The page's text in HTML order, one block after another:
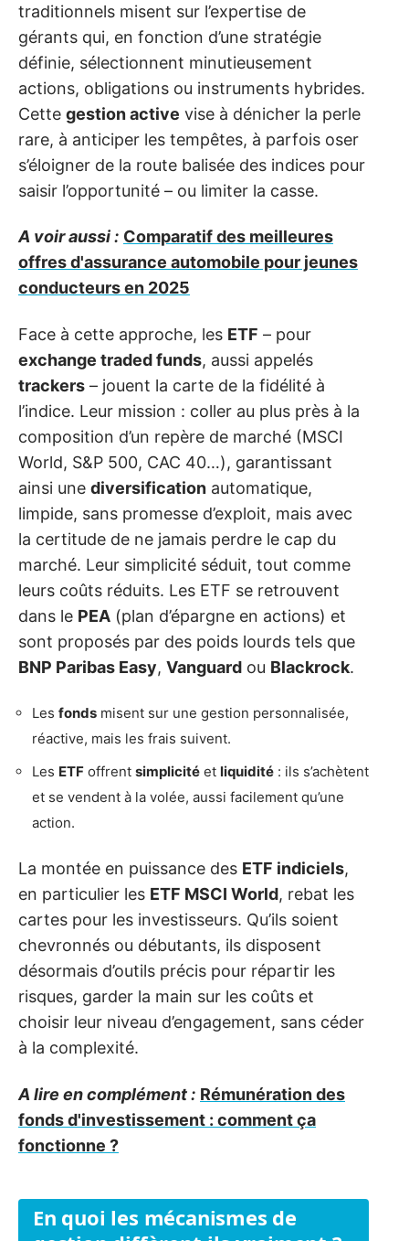
traditionnels misent sur l’expertise de
gérants qui, en fonction d’une stratégie
définie, sélectionnent minutieusement
actions, obligations ou instruments hybrides.
Cette gestion active vise à dénicher la perle
rare, à anticiper les tempêtes, à parfois oser
s’éloigner de la route balisée des indices pour
saisir l’opportunité – ou limiter la casse.
A voir aussi : Comparatif des meilleures
offres d'assurance automobile pour jeunes
conducteurs en 2025
Face à cette approche, les ETF – pour
exchange traded funds, aussi appelés
trackers – jouent la carte de la fidélité à
l’indice. Leur mission : coller au plus près à la
composition d’un repère de marché (MSCI
World, S&P 500, CAC 40…), garantissant
ainsi une diversification automatique,
limpide, sans promesse d’exploit, mais avec
la certitude de ne jamais perdre le cap du
marché. Leur simplicité séduit, tout comme
leurs coûts réduits. Les ETF se retrouvent
dans le PEA (plan d’épargne en actions) et
sont proposés par des poids lourds tels que
BNP Paribas Easy, Vanguard ou Blackrock.
Les fonds misent sur une gestion personnalisée,
réactive, mais les frais suivent.
Les ETF offrent simplicité et liquidité : ils s’achètent
et se vendent à la volée, aussi facilement qu’une
action.
La montée en puissance des ETF indiciels,
en particulier les ETF MSCI World, rebat les
cartes pour les investisseurs. Qu’ils soient
chevronnés ou débutants, ils disposent
désormais d’outils précis pour répartir les
risques, garder la main sur les coûts et
choisir leur niveau d’engagement, sans céder
à la complexité.
A lire en complément : Rémunération des
fonds d'investissement : comment ça
fonctionne ?
En quoi les mécanismes de